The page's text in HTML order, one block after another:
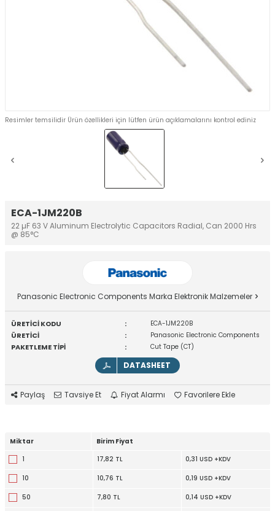
ECA-1JM220B
22 µF 63 V Aluminum Electrolytic Capacitors Radial, Can 2000 Hrs
@ 85°C
Resimler temsilidir Ürün özellikleri için lütfen ürün açıklamalarını kontrol ediniz
Panasonic Electronic Components Marka Elektronik Malzemeler
ÜRETİCİ KODU : ECA-1JM220B
ÜRETİCİ : Panasonic Electronic Components
PAKETLEME TİPİ : Cut Tape (CT)
DATASHEET
Paylaş Tavsiye Et Fiyat Alarmı Favorilere Ekle
Miktar
Birim Fiyat
1
17,82 TL 0,31 USD +KDV
10 10,76 TL 0,19 USD +KDV
50 7,80 TL 0,14 USD +KDV